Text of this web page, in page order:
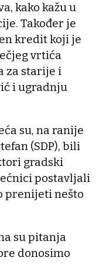
kako kažu u
Također je
kredit koji je
vrtića
za starije i
i ugradnju
su, na ranije
(SDP), bili
gradski
postavljali
prenijeti nešto
su pitanja
donosimo